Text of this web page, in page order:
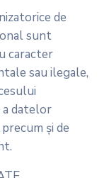
de
sunt
caracter
sau ilegale,
datelor
şi de